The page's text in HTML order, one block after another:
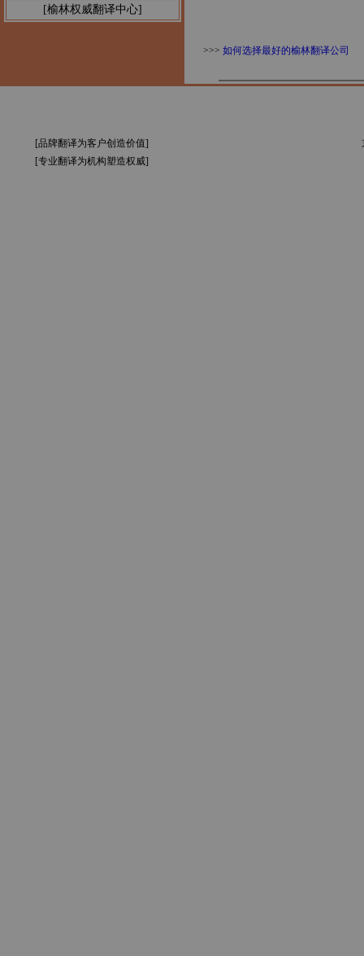
[榆林权威翻译中心]
>>> 如何选择最好的榆林翻译公司
[品牌翻译为客户创造价值]
[专业翻译为机构塑造权威]